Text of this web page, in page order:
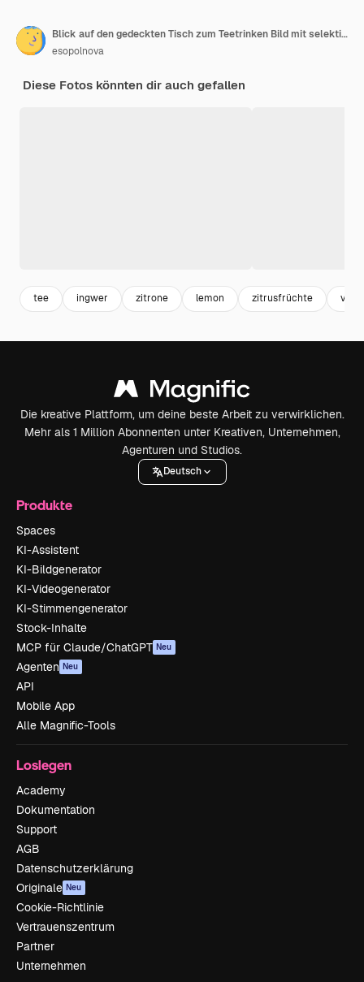
Blick auf den gedeckten Tisch zum Teetrinken Bild mit selektivem Fokus
esopolnova
Diese Fotos könnten dir auch gefallen
tee ingwer zitrone lemon zitrusfrüchte
Die kreative Plattform, um deine beste Arbeit zu verwirklichen.
Mehr als 1 Million Abonnenten unter Kreativen, Unternehmen,
Agenturen und Studios.
Deutsch
Produkte
Spaces
KI-Assistent
KI-Bildgenerator
KI-Videogenerator
KI-Stimmengenerator
Stock-Inhalte
MCP für Claude/ChatGPT Neu
Agenten Neu
API
Mobile App
Alle Magnific-Tools
Loslegen
Academy
Dokumentation
Support
AGB
Datenschutzerklärung
Originale Neu
Cookie-Richtlinie
Vertrauenszentrum
Partner
Unternehmen